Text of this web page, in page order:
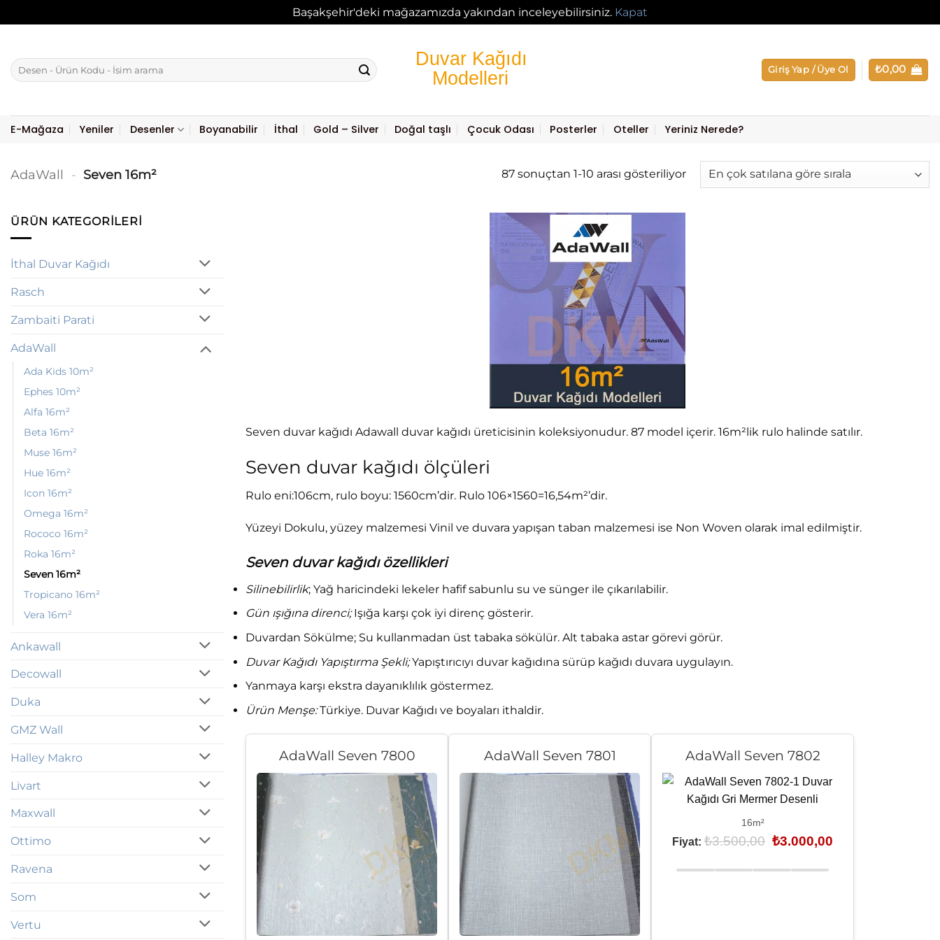
Başakşehir'deki mağazamızda yakından inceleyebilirsiniz. Kapat
Ara:
Giriş Yap / Üye Ol ₺0,00
E-Mağaza Yeniler Desenler Boyanabilir İthal Gold – Silver Doğal taşlı Çocuk Odası Posterler Oteller Yeriniz Nerede?
AdaWall - Seven 16m² 87 sonuçtan 1-10 arası gösteriliyorPopülerliğe
göre
ÜRÜN KATEGORILERI
İthal Duvar Kağıdı
Rasch
Zambaiti Parati
AdaWall
Ada Kids 10m²
Ephes 10m²
Alfa 16m²
Beta 16m²
Muse 16m²
Hue 16m²
Icon 16m²
Omega 16m²
Rococo 16m²
Roka 16m²
Seven 16m²
Tropicano 16m²
Vera 16m²
Ankawall
Decowall
Duka
GMZ Wall
Halley Makro
Livart
Maxwall
Ottimo
Ravena
Som
Vertu
Seven duvar kağıdı Adawall duvar kağıdı üreticisinin koleksiyonudur. 87 model içerir. 16m²lik rulo halinde satılır.
Seven duvar kağıdı ölçüleri
Rulo eni:106cm, rulo boyu: 1560cm’dir. Rulo 106×1560=16,54m²’dir.
Yüzeyi Dokulu, yüzey malzemesi Vinil ve duvara yapışan taban malzemesi ise Non Woven olarak imal edilmiştir.
Seven duvar kağıdı özellikleri
Silinebilirlik; Yağ haricindeki lekeler hafif sabunlu su ve sünger ile çıkarılabilir.
Gün ışığına direnci;Işığa karşı çok iyi direnç gösterir.
Duvardan Sökülme; Su kullanmadan üst tabaka sökülür. Alt tabaka astar görevi görür.
Duvar Kağıdı Yapıştırma Şekli;Yapıştırıcıyı duvar kağıdına sürüp kağıdı duvara uygulayın.
Yanmaya karşı ekstra dayanıklılık göstermez.
Ürün Menşe:Türkiye. Duvar Kağıdı ve boyaları ithaldir.
AdaWall Seven 7800 AdaWall Seven 7801 AdaWall Seven 7802
16m²
Fiyat:₺3.500,00 Orijinal
₺3.000,00Şu